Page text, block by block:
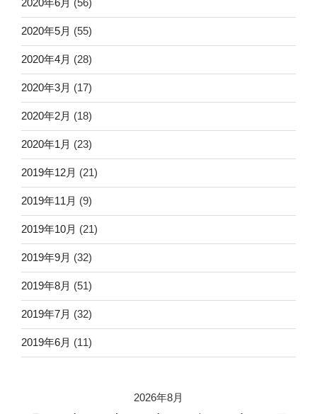
2020年6月 (56)
2020年5月 (55)
2020年4月 (28)
2020年3月 (17)
2020年2月 (18)
2020年1月 (23)
2019年12月 (21)
2019年11月 (9)
2019年10月 (21)
2019年9月 (32)
2019年8月 (51)
2019年7月 (32)
2019年6月 (11)
2026年8月